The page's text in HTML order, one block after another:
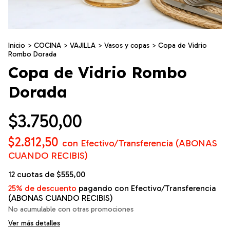
Inicio > COCINA > VAJILLA > Vasos y copas > Copa de Vidrio
Rombo Dorada
Copa de Vidrio Rombo
Dorada
$3.750,00
$2.812,50 con Efectivo/Transferencia (ABONAS
CUANDO RECIBIS)
12 cuotas de $555,00
25% de descuento pagando con Efectivo/Transferencia
(ABONAS CUANDO RECIBIS)
No acumulable con otras promociones
Ver más detalles